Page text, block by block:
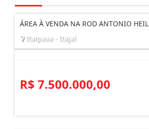
ÁREA À VENDA NA ROD ANTONIO HEIL
Itaipava - Itajaí
R$ 7.500.000,00